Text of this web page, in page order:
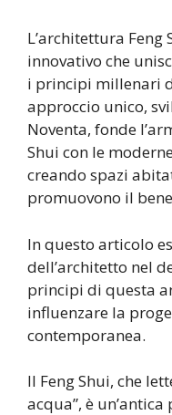
L’architettura Feng
innovativo che
i principi millenari
approccio unico,
Noventa, fonde
Shui con le
creando spazi
promuovono il
In questo articolo
dell’architetto nel
principi di questa
influenzare la
contemporanea.
Il Feng Shui, che
acqua”, è